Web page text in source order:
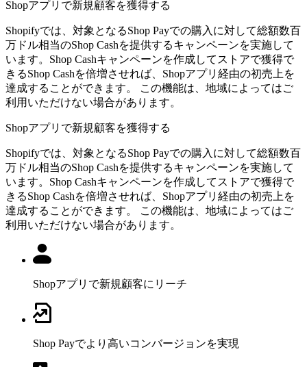
Shopアプリで新規顧客を獲得する
Shopifyでは、対象となるShop Payでの購入に対して総額数百
万ドル相当のShop Cashを提供するキャンペーンを実施して
います。Shop Cashキャンペーンを作成してストアで獲得で
きるShop Cashを倍増させれば、Shopアプリ経由の初売上を
達成することができます。 この機能は、地域によってはご
利用いただけない場合があります。
Shopアプリで新規顧客を獲得する
Shopifyでは、対象となるShop Payでの購入に対して総額数百
万ドル相当のShop Cashを提供するキャンペーンを実施して
います。Shop Cashキャンペーンを作成してストアで獲得で
きるShop Cashを倍増させれば、Shopアプリ経由の初売上を
達成することができます。 この機能は、地域によってはご
利用いただけない場合があります。
Shopアプリで新規顧客にリーチ
Shop Payでより高いコンバージョンを実現